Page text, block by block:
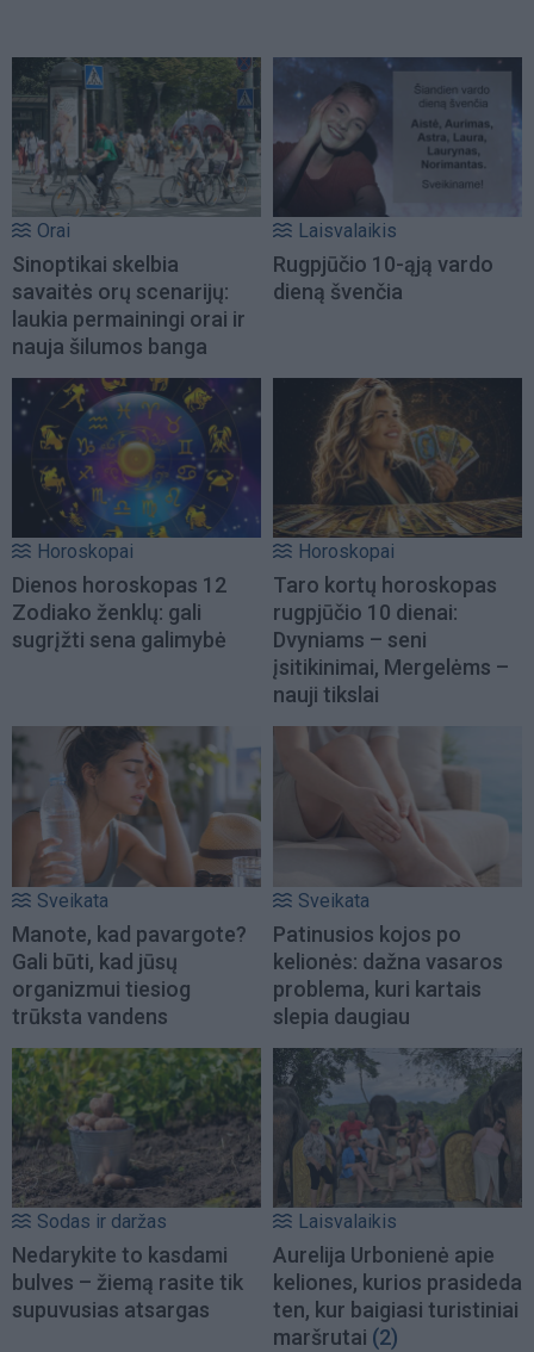
Orai
Sinoptikai skelbia
savaitės orų scenarijų:
laukia permainingi orai ir
nauja šilumos banga
Laisvalaikis
Rugpjūčio 10-ąją vardo
dieną švenčia
Horoskopai
Dienos horoskopas 12
Zodiako ženklų: gali
sugrįžti sena galimybė
Horoskopai
Taro kortų horoskopas
rugpjūčio 10 dienai:
Dvyniams – seni
įsitikinimai, Mergelėms –
nauji tikslai
Sveikata
Manote, kad pavargote?
Gali būti, kad jūsų
organizmui tiesiog
trūksta vandens
Sveikata
Patinusios kojos po
kelionės: dažna vasaros
problema, kuri kartais
slepia daugiau
Sodas ir daržas
Nedarykite to kasdami
bulves – žiemą rasite tik
supuvusias atsargas
Laisvalaikis
Aurelija Urbonienė apie
keliones, kurios prasideda
ten, kur baigiasi turistiniai
maršrutai (2)